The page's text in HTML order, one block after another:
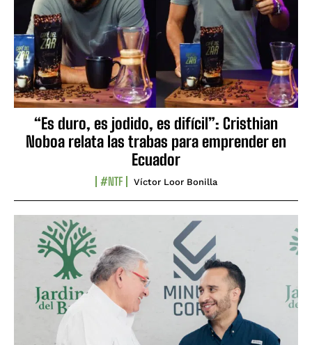
“Es duro, es jodido, es difícil”: Cristhian
Noboa relata las trabas para emprender en
Ecuador
#NTF Víctor Loor Bonilla